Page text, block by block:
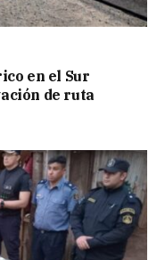
en el Sur
de ruta